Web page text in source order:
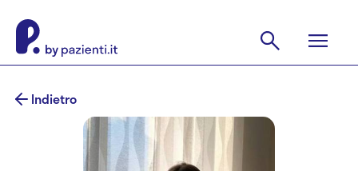
Indietro